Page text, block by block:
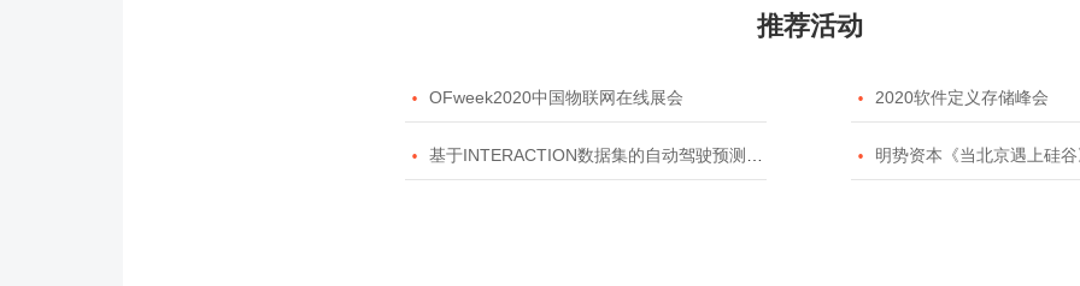
推荐活动
 OFweek2020中国物联网在线展会  2020软件定义存储峰会
 基于INTERACTION数据集的自动驾驶预测模型挑战赛  明势资本《当北京遇上硅谷》系列